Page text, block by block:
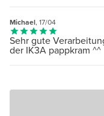
Michael, 17/04
Sehr gute
der IK3A pappkram ^^